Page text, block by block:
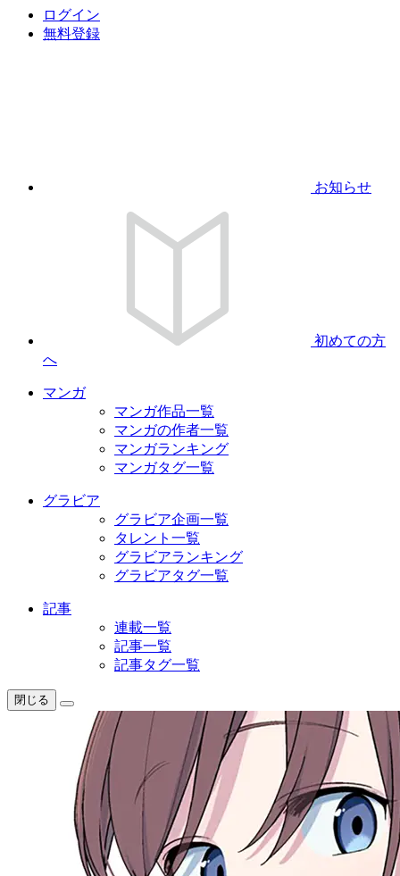
ログイン
無料登録
お知らせ
初めての方
へ
マンガ
マンガ作品一覧
マンガの作者一覧
マンガランキング
マンガタグ一覧
グラビア
グラビア企画一覧
タレント一覧
グラビアランキング
グラビアタグ一覧
記事
連載一覧
記事一覧
記事タグ一覧
閉じる